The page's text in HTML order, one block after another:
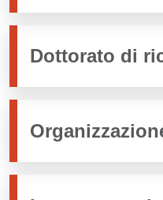
Dottorato di